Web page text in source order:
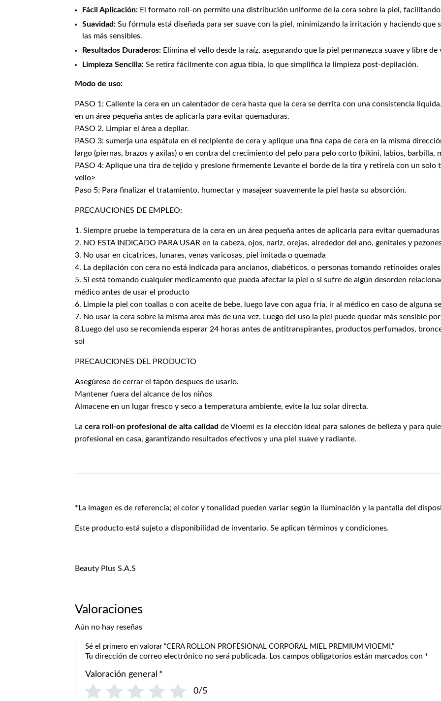
Fácil Aplicación: El formato roll-on permite una distribución uniforme de la cera sobre la piel, facilitando
Suavidad: Su fórmula está diseñada para ser suave con la piel, minimizando la irritación y haciendo que
las más sensibles.
Resultados Duraderos: Elimina el vello desde la raíz, asegurando que la piel permanezca suave y libre
Limpieza Sencilla: Se retira fácilmente con agua tibia, lo que simplifica la limpieza post-depilación.
Modo de uso:
PASO 1: Caliente la cera en un calentador de cera hasta que la cera se derrita con una consistencia
en un área pequeña antes de aplicarla para evitar quemaduras.
PASO 2. Limpiar el área a depilar.
PASO 3: sumerja una espátula en el recipiente de cera y aplique una fina capa de cera en la misma
largo (piernas, brazos y axilas) o en contra del crecimiento del pelo para pelo corto (bikini, labios, barbilla,
PASO 4: Aplique una tira de tejido y presione firmemente Levante el borde de la tira y retirela con un
vello>
Paso 5: Para finalizar el tratamiento, humectar y masajear suavemente la piel hasta su absorción.
PRECAUCIONES DE EMPLEO:
1. Siempre pruebe la temperatura de la cera en un área pequeña antes de aplicarla para evitar quemaduras
2. NO ESTA INDICADO PARA USAR en la cabeza, ojos, nariz, orejas, alrededor del ano, genitales y
3. No usar en cicatrices, lunares, venas varicosas, piel imitada o quemada
4. La depilación con cera no está indicada para ancianos, diabéticos, o personas tomando retinoides orales
5. Si está tomando cualquier medicamento que pueda afectar la piel o si sufre de algún desorden
médico antes de usar el producto
6. Limpie la piel con toallas o con aceite de bebe, luego lave con agua fría, ir al médico en caso de alguna
7. No usar la cera sobre la misma area más de una vez. Luego del uso la piel puede quedar más sensible
8.Luego del uso se recomienda esperar 24 horas antes de antitranspirantes, productos perfumados,
sol
PRECAUCIONES DEL PRODUCTO
Asegúrese de cerrar el tapón despues de usarlo.
Mantener fuera del alcance de los niños
Almacene en un lugar fresco y seco a temperatura ambiente, evite la luz solar directa.
La cera roll-on profesional de alta calidad de Vioemi es la elección ideal para salones de belleza y para
profesional en casa, garantizando resultados efectivos y una piel suave y radiante.
*La imagen es de referencia; el color y tonalidad pueden variar según la iluminación y la pantalla del
Este producto está sujeto a disponibilidad de inventario. Se aplican términos y condiciones.
Beauty Plus S.A.S
Valoraciones
Aún no hay reseñas
Sé el primero en valorar “CERA ROLLON PROFESIONAL CORPORAL MIEL PREMIUM VIOEMI.”
Tu dirección de correo electrónico no será publicada. Los campos obligatorios están marcados con *
Valoración general *
0/5